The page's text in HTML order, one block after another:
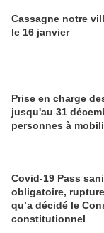
Cassagne notre
le 16 janvier
Prise en charge
jusqu'au 31
personnes à
Covid-19 Pass
obligatoire,
qu’a décidé le
constitutionnel